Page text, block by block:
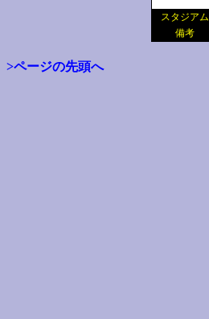
スタジアム
備考
>ページの先頭へ